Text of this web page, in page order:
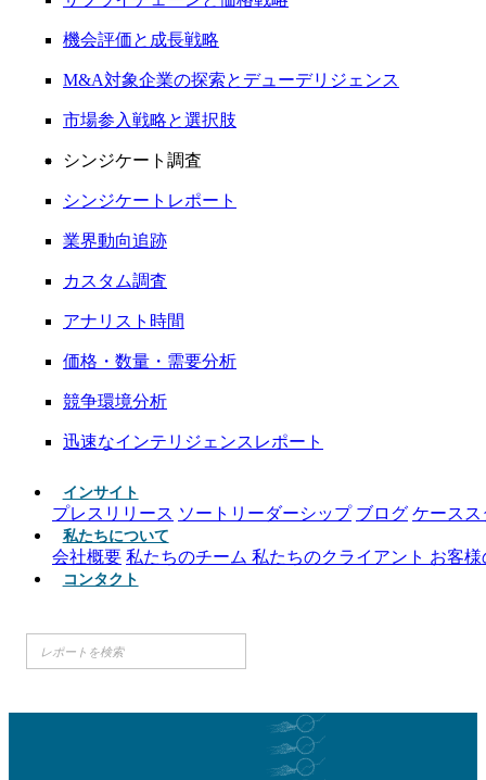
機会評価と成長戦略
M&A対象企業の探索とデューデリジェンス
市場参入戦略と選択肢
シンジケート調査
シンジケートレポート
業界動向追跡
カスタム調査
アナリスト時間
価格・数量・需要分析
競争環境分析
迅速なインテリジェンスレポート
インサイト
プレスリリース ソートリーダーシップ ブログ ケースス
私たちについて
会社概要 私たちのチーム 私たちのクライアント お客
コンタクト